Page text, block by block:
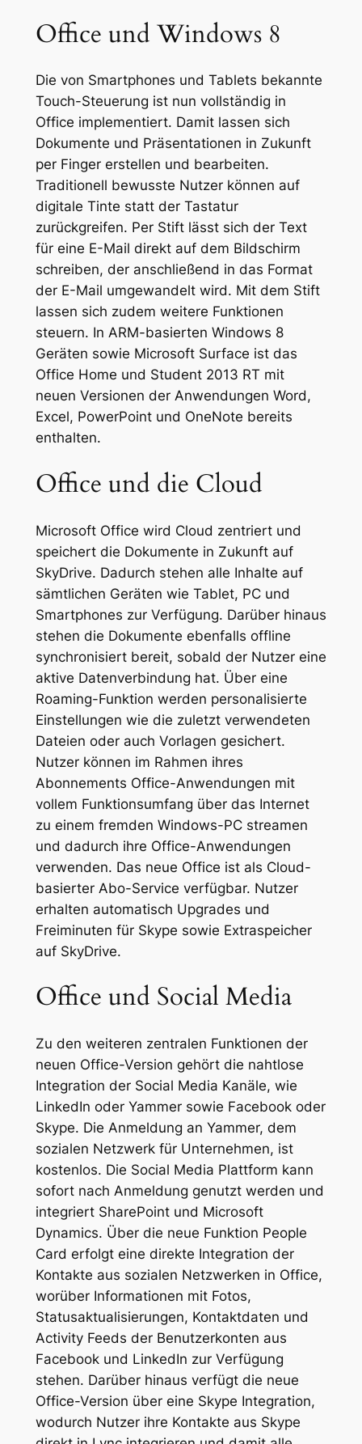
Office und Windows 8
Die von Smartphones und Tablets bekannte
Touch-Steuerung ist nun vollständig in
Office implementiert. Damit lassen sich
Dokumente und Präsentationen in Zukunft
per Finger erstellen und bearbeiten.
Traditionell bewusste Nutzer können auf
digitale Tinte statt der Tastatur
zurückgreifen. Per Stift lässt sich der Text
für eine E-Mail direkt auf dem Bildschirm
schreiben, der anschließend in das Format
der E-Mail umgewandelt wird. Mit dem Stift
lassen sich zudem weitere Funktionen
steuern. In ARM-basierten Windows 8
Geräten sowie Microsoft Surface ist das
Office Home und Student 2013 RT mit
neuen Versionen der Anwendungen Word,
Excel, PowerPoint und OneNote bereits
enthalten.
Office und die Cloud
Microsoft Office wird Cloud zentriert und
speichert die Dokumente in Zukunft auf
SkyDrive. Dadurch stehen alle Inhalte auf
sämtlichen Geräten wie Tablet, PC und
Smartphones zur Verfügung. Darüber hinaus
stehen die Dokumente ebenfalls offline
synchronisiert bereit, sobald der Nutzer eine
aktive Datenverbindung hat. Über eine
Roaming-Funktion werden personalisierte
Einstellungen wie die zuletzt verwendeten
Dateien oder auch Vorlagen gesichert.
Nutzer können im Rahmen ihres
Abonnements Office-Anwendungen mit
vollem Funktionsumfang über das Internet
zu einem fremden Windows-PC streamen
und dadurch ihre Office-Anwendungen
verwenden. Das neue Office ist als Cloud-
basierter Abo-Service verfügbar. Nutzer
erhalten automatisch Upgrades und
Freiminuten für Skype sowie Extraspeicher
auf SkyDrive.
Office und Social Media
Zu den weiteren zentralen Funktionen der
neuen Office-Version gehört die nahtlose
Integration der Social Media Kanäle, wie
LinkedIn oder Yammer sowie Facebook oder
Skype. Die Anmeldung an Yammer, dem
sozialen Netzwerk für Unternehmen, ist
kostenlos. Die Social Media Plattform kann
sofort nach Anmeldung genutzt werden und
integriert SharePoint und Microsoft
Dynamics. Über die neue Funktion People
Card erfolgt eine direkte Integration der
Kontakte aus sozialen Netzwerken in Office,
worüber Informationen mit Fotos,
Statusaktualisierungen, Kontaktdaten und
Activity Feeds der Benutzerkonten aus
Facebook und LinkedIn zur Verfügung
stehen. Darüber hinaus verfügt die neue
Office-Version über eine Skype Integration,
wodurch Nutzer ihre Kontakte aus Skype